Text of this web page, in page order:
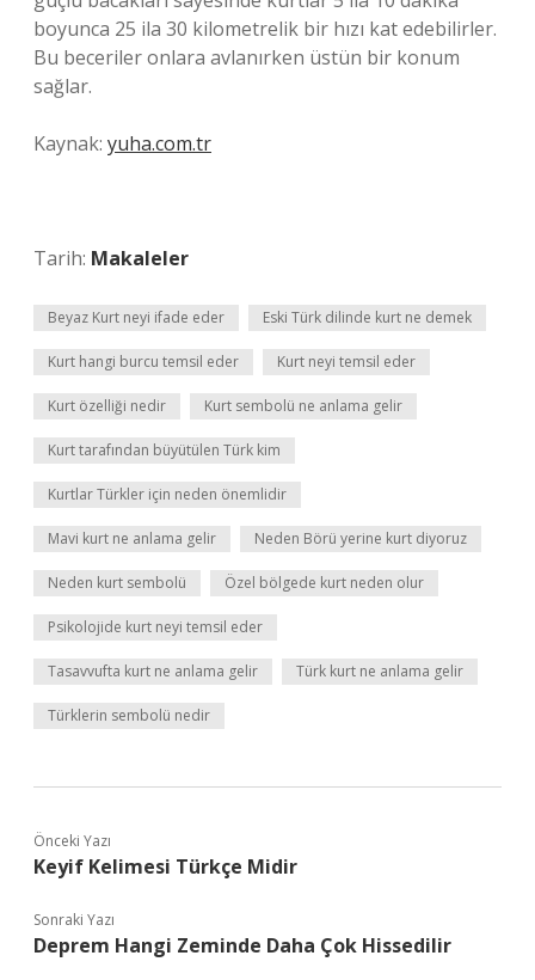
boyunca 25 ila 30 kilometrelik bir hızı kat edebilirler.
Bu beceriler onlara avlanırken üstün bir konum
sağlar.
Kaynak: yuha.com.tr
Tarih: Makaleler
Beyaz Kurt neyi ifade eder Eski Türk dilinde kurt ne demek
Kurt hangi burcu temsil eder Kurt neyi temsil eder
Kurt özelliği nedir Kurt sembolü ne anlama gelir
Kurt tarafından büyütülen Türk kim
Kurtlar Türkler için neden önemlidir
Mavi kurt ne anlama gelir Neden Börü yerine kurt diyoruz
Neden kurt sembolü Özel bölgede kurt neden olur
Psikolojide kurt neyi temsil eder
Tasavvufta kurt ne anlama gelir Türk kurt ne anlama gelir
Türklerin sembolü nedir
Önceki Yazı
Keyif Kelimesi Türkçe Midir
Sonraki Yazı
Deprem Hangi Zeminde Daha Çok Hissedilir